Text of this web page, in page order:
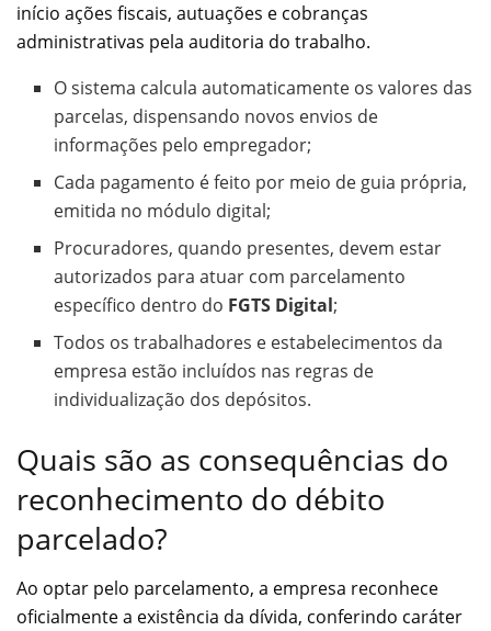
início ações fiscais, autuações e cobranças
administrativas pela auditoria do trabalho.
O sistema calcula automaticamente os valores das
parcelas, dispensando novos envios de
informações pelo empregador;
Cada pagamento é feito por meio de guia própria,
emitida no módulo digital;
Procuradores, quando presentes, devem estar
autorizados para atuar com parcelamento
específico dentro do FGTS Digital;
Todos os trabalhadores e estabelecimentos da
empresa estão incluídos nas regras de
individualização dos depósitos.
Quais são as consequências do
reconhecimento do débito
parcelado?
Ao optar pelo parcelamento, a empresa reconhece
oficialmente a existência da dívida, conferindo caráter